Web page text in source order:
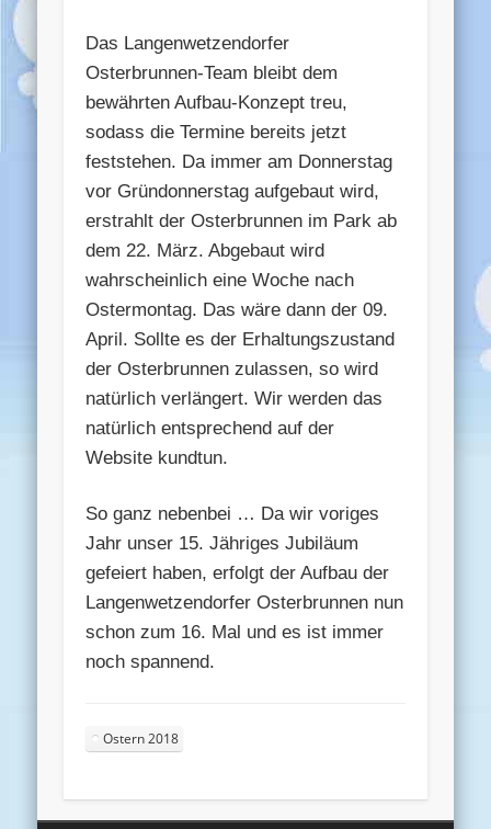
Das Langenwetzendorfer
Osterbrunnen-Team bleibt dem
bewährten Aufbau-Konzept treu,
sodass die Termine bereits jetzt
feststehen. Da immer am Donnerstag
vor Gründonnerstag aufgebaut wird,
erstrahlt der Osterbrunnen im Park ab
dem 22. März. Abgebaut wird
wahrscheinlich eine Woche nach
Ostermontag. Das wäre dann der 09.
April. Sollte es der Erhaltungszustand
der Osterbrunnen zulassen, so wird
natürlich verlängert. Wir werden das
natürlich entsprechend auf der
Website kundtun.
So ganz nebenbei … Da wir voriges
Jahr unser 15. Jähriges Jubiläum
gefeiert haben, erfolgt der Aufbau der
Langenwetzendorfer Osterbrunnen nun
schon zum 16. Mal und es ist immer
noch spannend.
Ostern 2018